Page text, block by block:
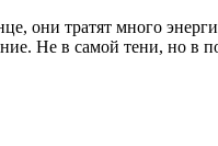
они тратят много
Не в самой тени, но в